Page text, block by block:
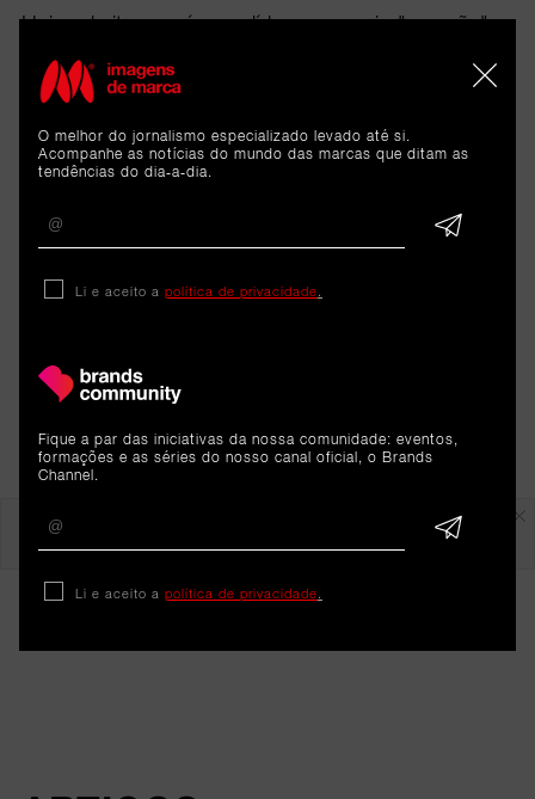
Hoje admite que é uma líder com mais "coração" e
que a pandemia veio alterar a sua forma de liderar.
Veja a entrevista com a responsável da
O melhor do jornalismo especializado levado até si.
Acompanhe as notícias do mundo das marcas que ditam as
tendências do dia-a-dia.
Li e aceito a política de privacidade.
Fique a par das iniciativas da nossa comunidade: eventos,
formações e as séries do nosso canal oficial, o Brands
Channel.
Li e aceito a política de privacidade.